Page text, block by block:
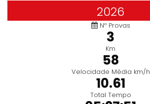
2026
Nº Provas
3
Km
58
Velocidade Média km/h
10.61
Total Tempo